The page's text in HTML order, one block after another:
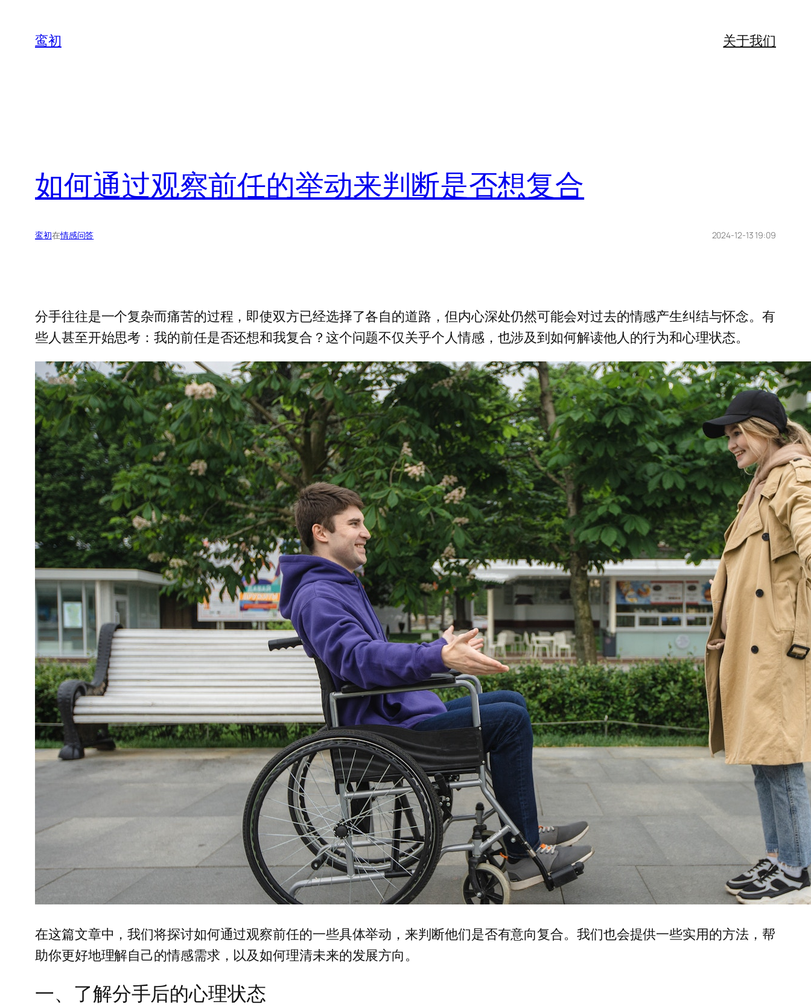
鸾初 关于我们
如何通过观察前任的举动来判断是否想复合
鸾初在情感问答 2024-12-13 19:09
分手往往是一个复杂而痛苦的过程，即使双方已经选择了各自的道路，但内心深处仍然可能会对过去的情感产生纠结与怀念。有
些人甚至开始思考：我的前任是否还想和我复合？这个问题不仅关乎个人情感，也涉及到如何解读他人的行为和心理状态。
在这篇文章中，我们将探讨如何通过观察前任的一些具体举动，来判断他们是否有意向复合。我们也会提供一些实用的方法，帮
助你更好地理解自己的情感需求，以及如何理清未来的发展方向。
一、了解分手后的心理状态